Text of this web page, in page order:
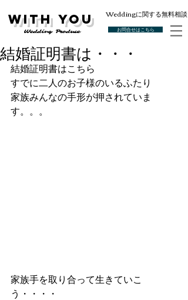
With You
Wedding Produce お問合せはこちら
Weddingに関する無料相談
結婚証明書は・・・
結婚証明書はこちら
すでに二人のお子様のいるふたり
家族みんなの手形が押されていま
す。。。
家族手を取り合って生きていこ
う・・・・